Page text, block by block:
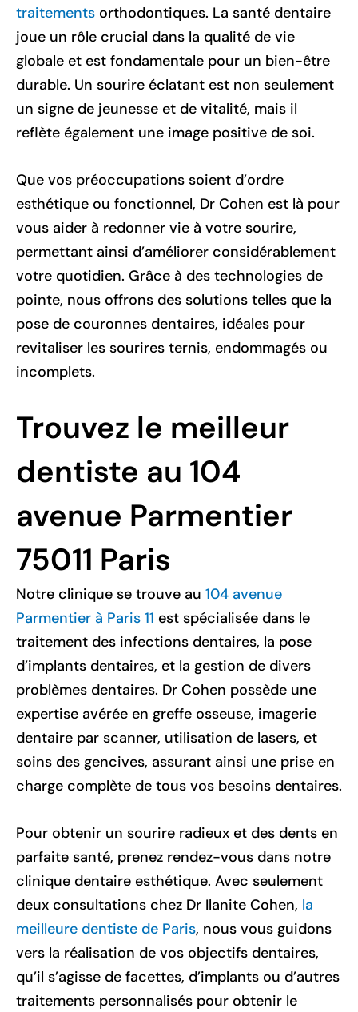
traitements orthodontiques. La santé dentaire
joue un rôle crucial dans la qualité de vie
globale et est fondamentale pour un bien-être
durable. Un sourire éclatant est non seulement
un signe de jeunesse et de vitalité, mais il
reflète également une image positive de soi.
Que vos préoccupations soient d’ordre
esthétique ou fonctionnel, Dr Cohen est là pour
vous aider à redonner vie à votre sourire,
permettant ainsi d’améliorer considérablement
votre quotidien. Grâce à des technologies de
pointe, nous offrons des solutions telles que la
pose de couronnes dentaires, idéales pour
revitaliser les sourires ternis, endommagés ou
incomplets.
Trouvez le meilleur
dentiste au 104
avenue Parmentier
75011 Paris
Notre clinique se trouve au 104 avenue
Parmentier à Paris 11 est spécialisée dans le
traitement des infections dentaires, la pose
d’implants dentaires, et la gestion de divers
problèmes dentaires. Dr Cohen possède une
expertise avérée en greffe osseuse, imagerie
dentaire par scanner, utilisation de lasers, et
soins des gencives, assurant ainsi une prise en
charge complète de tous vos besoins dentaires.
Pour obtenir un sourire radieux et des dents en
parfaite santé, prenez rendez-vous dans notre
clinique dentaire esthétique. Avec seulement
deux consultations chez Dr Ilanite Cohen, la
meilleure dentiste de Paris, nous vous guidons
vers la réalisation de vos objectifs dentaires,
qu’il s’agisse de facettes, d’implants ou d’autres
traitements personnalisés pour obtenir le